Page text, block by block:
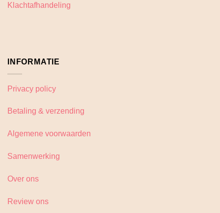
Klachtafhandeling
INFORMATIE
Privacy policy
Betaling & verzending
Algemene voorwaarden
Samenwerking
Over ons
Review ons